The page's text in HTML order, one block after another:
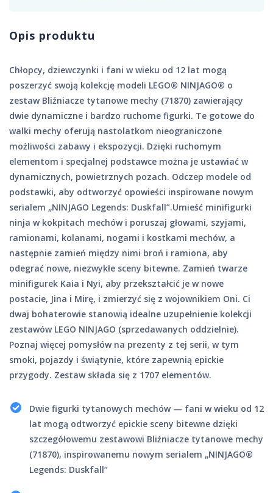
Opis produktu
Chłopcy, dziewczynki i fani w wieku od 12 lat mogą
poszerzyć swoją kolekcję modeli LEGO® NINJAGO® o
zestaw Bliźniacze tytanowe mechy (71870) zawierający
dwie dynamiczne i bardzo ruchome figurki. Te gotowe do
walki mechy oferują nastolatkom nieograniczone
możliwości zabawy i ekspozycji. Dzięki ruchomym
elementom i specjalnej podstawce można je ustawiać w
dynamicznych, powietrznych pozach. Odczep modele od
podstawki, aby odtworzyć opowieści inspirowane nowym
serialem „NINJAGO Legends: Duskfall”.Umieść minifigurki
ninja w kokpitach mechów i poruszaj głowami, szyjami,
ramionami, kolanami, nogami i kostkami mechów, a
następnie zamień między nimi broń i ramiona, aby
odegrać nowe, niezwykłe sceny bitewne. Zamień twarze
minifigurek Kaia i Nyi, aby przekształcić je w nowe
postacie, Jina i Mirę, i zmierzyć się z wojownikiem Oni. Ci
dwaj bohaterowie stanowią idealne uzupełnienie kolekcji
zestawów LEGO NINJAGO (sprzedawanych oddzielnie).
Poznaj więcej pomysłów na prezenty z tej serii, w tym
smoki, pojazdy i świątynie, które zapewnią epickie
przygody. Zestaw składa się z 1707 elementów.
Dwie figurki tytanowych mechów — fani w wieku od 12
lat mogą odtworzyć epickie sceny bitewne dzięki
szczegółowemu zestawowi Bliźniacze tytanowe mechy
(71870), inspirowanemu nowym serialem „NINJAGO®
Legends: Duskfall”